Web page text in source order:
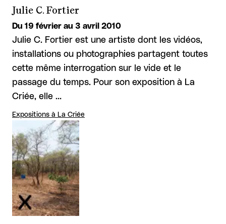
Julie C. Fortier
Du 19 février au 3 avril 2010
Julie C. Fortier est une artiste dont les vidéos,
installations ou photographies partagent toutes
cette même interrogation sur le vide et le
passage du temps. Pour son exposition à La
Criée, elle …
Expositions à La Criée